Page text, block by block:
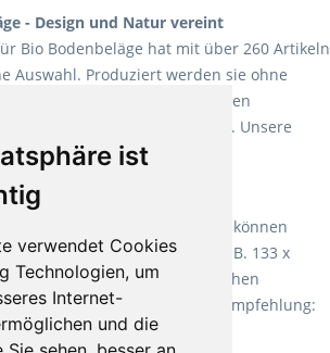
ist
verwendet Cookies
Technologien, um
Internet-
und die
- Design und Natur vereint
Bio Bodenbeläge hat mit über 260 Artikeln
Auswahl. Produziert werden sie ohne
Mit allen verfügbaren
jegliche Bauvorhaben attraktiv. Unsere
Multi Layer XXL.
Laufgefühl
machen es schon lange vor. Sie können
Sondermaß kaufen, z.B. 133 x
aufgrund der weichen
Zusatzboden. Unsere Empfehlung:
Hermelin